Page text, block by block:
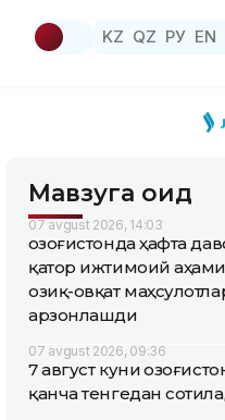
KZ QZ РУ EN
Мавзуга оид
07 avgust 2026, 14:03
Қозоғистонда ҳафта
қатор ижтимоий
озиқ-овқат
арзонлашди
07 avgust 2026, 09:36
7 август куни
қанча тенгедан